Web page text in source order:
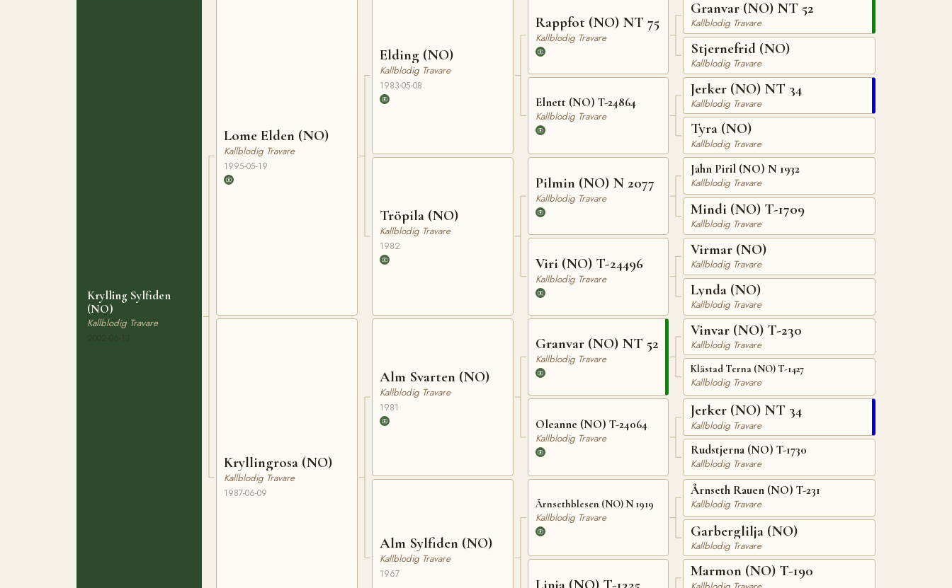
Krylling Sylfiden
(NO)
Kallblodig Travare
Lome Elden (NO)
Kallblodig Travare
1995-05-19
Kryllingrosa (NO)
Kallblodig Travare
1987-06-09
Elding (NO)
Kallblodig Travare
1983-05-08
Tröpila (NO)
Kallblodig Travare
1982
Alm Svarten (NO)
Kallblodig Travare
1981
Alm Sylfiden (NO)
Kallblodig Travare
1967
Rappfot (NO) NT 75
Kallblodig Travare
Elnett (NO) T-24864
Kallblodig Travare
Pilmin (NO) N 2077
Kallblodig Travare
Viri (NO) T-24496
Kallblodig Travare
Granvar (NO) NT 52
Kallblodig Travare
Oleanne (NO) T-24064
Kallblodig Travare
Årnsethblesen (NO) N 1919
Kallblodig Travare
Granvar (NO) NT 52
Kallblodig Travare
Stjernefrid (NO)
Kallblodig Travare
Jerker (NO) NT 34
Kallblodig Travare
Tyra (NO)
Kallblodig Travare
Jahn Piril (NO) N 1932
Kallblodig Travare
Mindi (NO) T-1709
Kallblodig Travare
Virmar (NO)
Kallblodig Travare
Lynda (NO)
Kallblodig Travare
Vinvar (NO) T-230
Kallblodig Travare
Klästad Terna (NO) T-1427
Kallblodig Travare
Jerker (NO) NT 34
Kallblodig Travare
Rudstjerna (NO) T-1730
Kallblodig Travare
Årnseth Rauen (NO) T-231
Kallblodig Travare
Garberglilja (NO)
Kallblodig Travare
Marmon (NO) T-190